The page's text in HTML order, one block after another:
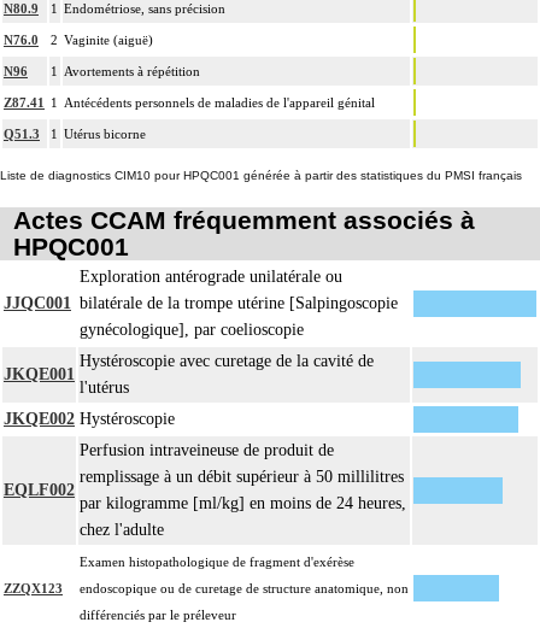
N80.9 1 Endométriose, sans précision
N76.0 2 Vaginite (aiguë)
N96 1 Avortements à répétition
Z87.41 1 Antécédents personnels de maladies de l'appareil génital
Q51.3 1 Utérus bicorne
Liste de diagnostics CIM10 pour HPQC001 générée à partir des statistiques du PMSI français
Actes CCAM fréquemment associés à
HPQC001
JJQC001
Exploration antérograde unilatérale ou
bilatérale de la trompe utérine [Salpingoscopie
gynécologique], par coelioscopie
JKQE001
Hystéroscopie avec curetage de la cavité de
l'utérus
JKQE002 Hystéroscopie
EQLF002
Perfusion intraveineuse de produit de
remplissage à un débit supérieur à 50 millilitres
par kilogramme [ml/kg] en moins de 24 heures,
chez l'adulte
ZZQX123
Examen histopathologique de fragment d'exérèse
endoscopique ou de curetage de structure anatomique, non
différenciés par le préleveur